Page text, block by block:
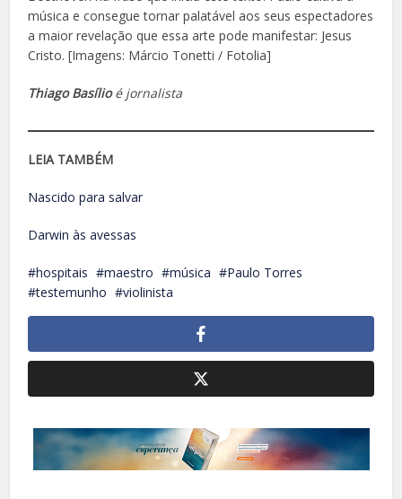
música e consegue tornar palatável aos seus espectadores
a maior revelação que essa arte pode manifestar: Jesus
Cristo. [Imagens: Márcio Tonetti / Fotolia]
Thiago Basílioé jornalista
LEIA TAMBÉM
Nascido para salvar
Darwin às avessas
hospitais maestro música
Paulo Torres
testemunho
violinista